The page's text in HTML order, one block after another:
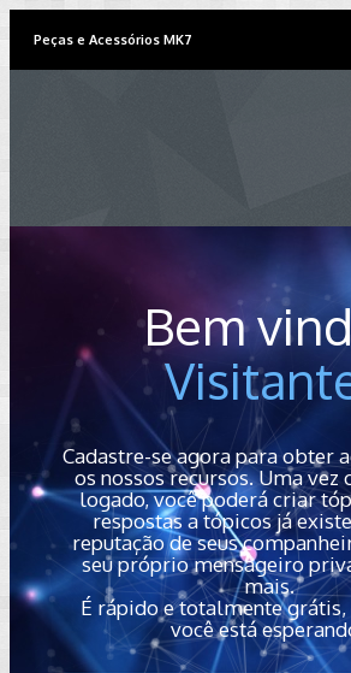
Peças e Acessórios MK7
Bem
Cadastre-se agora para obter
os nossos recursos. Uma vez
logado, você poderá criar
respostas a tópicos já
reputação de seus
seu próprio mensageiro
mais.
É rápido e totalmente grátis,
você está